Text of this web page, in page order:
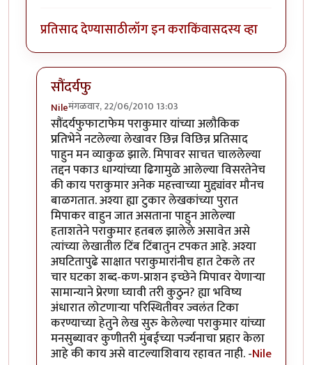
प्रतिसाद देण्यासाठीलॉग इन कराकिंवासदस्य व्हा
सौंदर्यफु
Nileमंगळवार, 22/06/2010 13:03
In reply toवाह!byसहज
सौंदर्यफुफाटाफेम पराकुमार यांच्या अलौकिक
प्रतिभेने नटलेल्या लेखावर छिन्न विछिन्न प्रतिसाद
पाहुन मन व्याकुळ झाले. मिपावर साचत चाललेल्या
तद्दन पकाउ धाग्यांच्या ढिगामुळे आलेल्या विसरतेनेच
की काय पराकुमार अनेक महत्त्वाच्या मुद्द्यांवर मौनच
बाळगतात. अश्या ह्या टुकार लेखकांच्या पुरात
मिपाकर वाहुन जात असताना पाहुन आलेल्या
हताशतेने पराकुमार हतबल झालेले असावेत असे
त्यांच्या लेखातील टिंब टिंबातुन टपकत आहे. अश्या
अघटितापुढे साक्षात पराकुमारांनीच हात टेकले तर
चार घटका शब्द-कण-प्राशन इच्छेने मिपावर येणार्‍या
सामान्याने प्रेरणा घ्यावी तरी कुठुन? ह्या भविष्य
अंधारात लोटणार्‍या परिस्थितीवर ज्वलंत टिका
करण्याच्या हेतुने लेख सुरु केलेल्या पराकुमार यांच्या
मनसुब्यावर कुणीतरी मुंबईच्या पर्ज्यनाचा प्रहार केला
आहे की काय असे वाटल्याशिवाय रहावत नाही. -Nile